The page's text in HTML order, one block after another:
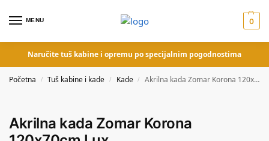
MENU 0
Naručite tuš kabine i opremu po specijalnim pogodnostima
Početna / Tuš kabine i kade / Kade / Akrilna kada Zomar Korona 120x70cm Lux
Akrilna kada Zomar Korona